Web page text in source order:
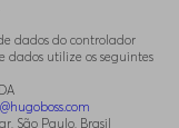
dados do controlador
dados utilize os seguintes
São Paulo, Brasil